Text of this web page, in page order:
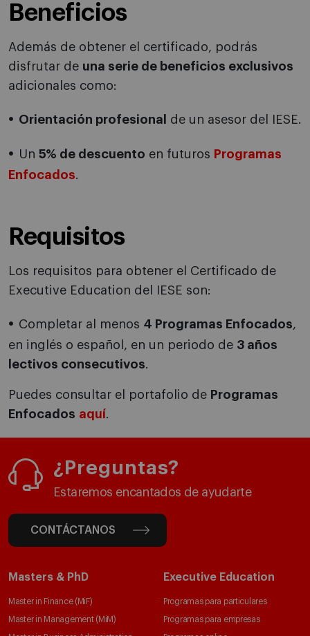
Beneficios
Además de obtener el certificado, podrás
disfrutar de una serie de beneficios exclusivos
adicionales como:
Orientación profesional de un asesor del IESE.
Un 5% de descuento en futuros Programas
Enfocados.
Requisitos
Los requisitos para obtener el Certificado de
Executive Education del IESE son:
Completar al menos 4 Programas Enfocados,
en inglés o español, en un periodo de 3 años
lectivos consecutivos.
Puedes consultar el portafolio de Programas
Enfocados aquí.
¿Preguntas?
Estaremos encantados de ayudarte
CONTÁCTANOS
Masters & PhD
Master in Finance (MiF)
Master in Management (MiM)
Executive Education
Programas para particulares
Programas para empresas